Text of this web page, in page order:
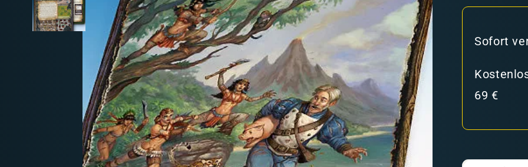
Sofort
69 €
Lieferungen in Nicht-EU-Länder (z. B. Schweiz)
nicht im Kaufpreis oder in den Versandkosten
enthalten